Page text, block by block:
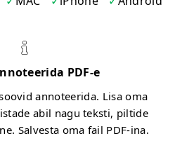
PDF-e
annoteerida. Lisa oma
abil nagu teksti, piltide
Salvesta oma fail PDF-ina.